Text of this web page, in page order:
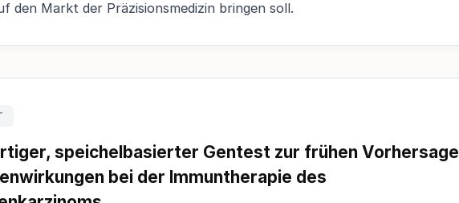
den Markt der Präzisionsmedizin bringen soll.
speichelbasierter Gentest zur frühen Vorhersage
bei der Immuntherapie des